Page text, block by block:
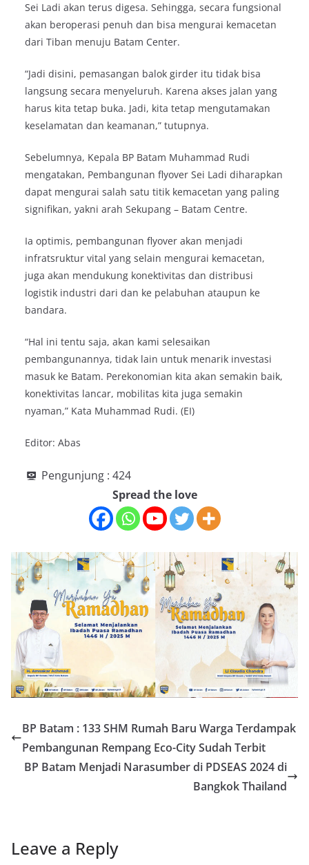
Sei Ladi akan terus digesa. Sehingga, secara fungsional
akan beroperasi penuh dan bisa mengurai kemacetan
dari Tiban menuju Batam Center.
“Jadi disini, pemasangan balok girder itu tidak bisa
langsung secara menyeluruh. Karena akses jalan yang
harus kita tetap buka. Jadi, kita tetap mengutamakan
keselamatan dan keamanan,” tutupnya.
Sebelumnya, Kepala BP Batam Muhammad Rudi
mengatakan, Pembangunan flyover Sei Ladi diharapkan
dapat mengurai salah satu titik kemacetan yang paling
signifikan, yakni arah Sekupang – Batam Centre.
Ia optimis, pembangunan flyover akan menjadi
infratsruktur vital yang selain mengurai kemacetan,
juga akan mendukung konektivitas dan distribusi
logistik industri dari dan ke pelabuhan ataupun ke
bandara.
“Hal ini tentu saja, akan kami selesaikan
pembangunannya, tidak lain untuk menarik investasi
masuk ke Batam. Perekonomian kita akan semakin baik,
konektivitas lancar, mobilitas kita juga semakin
nyaman,” Kata Muhammad Rudi. (EI)
Editor: Abas
Pengunjung : 424
Spread the love
BP Batam : 133 SHM Rumah Baru Warga Terdampak
Pembangunan Rempang Eco-City Sudah Terbit
BP Batam Menjadi Narasumber di PDSEAS 2024 di
Bangkok Thailand
Leave a Reply